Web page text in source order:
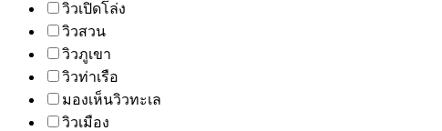
วิวเปิดโล่ง
วิวสวน
วิวภูเขา
วิวท่าเรือ
มองเห็นวิวทะเล
วิวเมือง